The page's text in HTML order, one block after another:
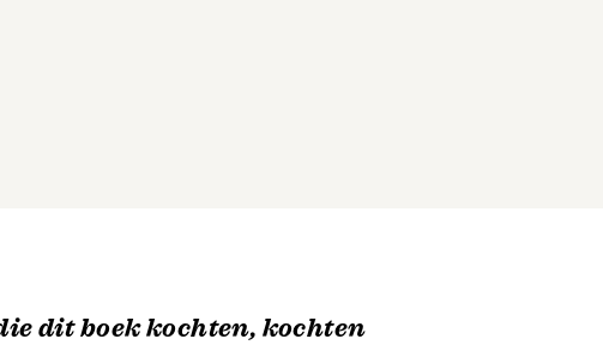
dit boek kochten, kochten